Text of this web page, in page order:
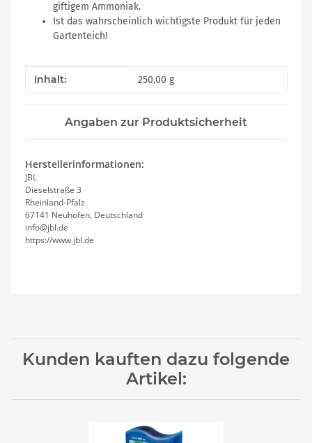
giftigem Ammoniak.
Ist das wahrscheinlich wichtigste Produkt für jeden
Gartenteich!
Produkteigenschaft
Wert
Inhalt: 250,00 g
Angaben zur Produktsicherheit
Herstellerinformationen:
JBL
Dieselstraße 3
Rheinland-Pfalz
67141 Neuhofen, Deutschland
info@jbl.de
https://www.jbl.de
Kunden kauften dazu folgende
Artikel: